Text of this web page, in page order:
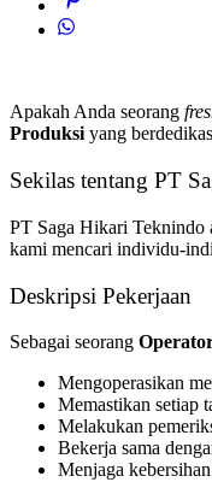
Apakah Anda seorang
Produksi yang
Sekilas tentang PT
PT Saga Hikari Teknindo
kami mencari individu-
Deskripsi Pekerjaan
Sebagai seorang
Mengoperasikan
Memastikan setiap
Melakukan
Bekerja sama
Menjaga